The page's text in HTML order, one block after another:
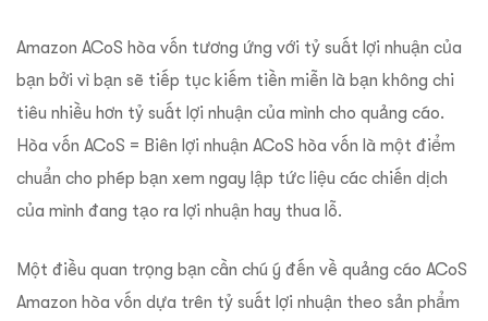
Amazon ACoS hòa vốn tương ứng với tỷ suất lợi nhuận của
bạn bởi vì bạn sẽ tiếp tục kiếm tiền miễn là bạn không chi
tiêu nhiều hơn tỷ suất lợi nhuận của mình cho quảng cáo.
Hòa vốn ACoS = Biên lợi nhuận ACoS hòa vốn là một điểm
chuẩn cho phép bạn xem ngay lập tức liệu các chiến dịch
của mình đang tạo ra lợi nhuận hay thua lỗ.
Một điều quan trọng bạn cần chú ý đến về quảng cáo ACoS
Amazon hòa vốn dựa trên tỷ suất lợi nhuận theo sản phẩm